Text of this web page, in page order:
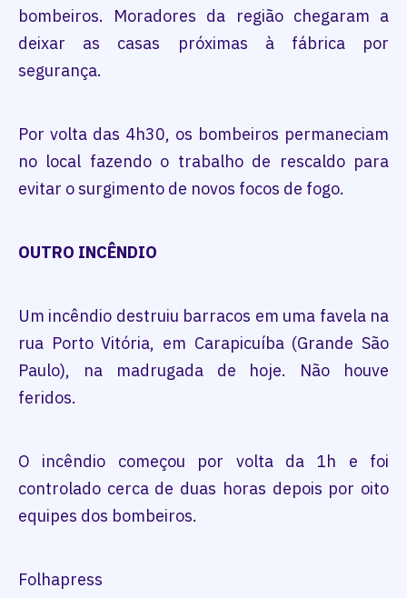
bombeiros. Moradores da região chegaram a
deixar as casas próximas à fábrica por
segurança.
Por volta das 4h30, os bombeiros permaneciam
no local fazendo o trabalho de rescaldo para
evitar o surgimento de novos focos de fogo.
OUTRO INCÊNDIO
Um incêndio destruiu barracos em uma favela na
rua Porto Vitória, em Carapicuíba (Grande São
Paulo), na madrugada de hoje. Não houve
feridos.
O incêndio começou por volta da 1h e foi
controlado cerca de duas horas depois por oito
equipes dos bombeiros.
Folhapress